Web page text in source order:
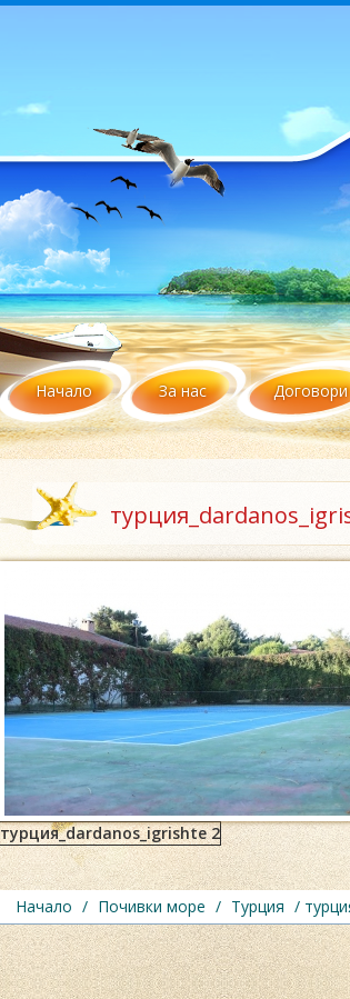
Начало За нас Договори
турция_dardanos_igrishte 2
Начало / Почивки море / Турция /